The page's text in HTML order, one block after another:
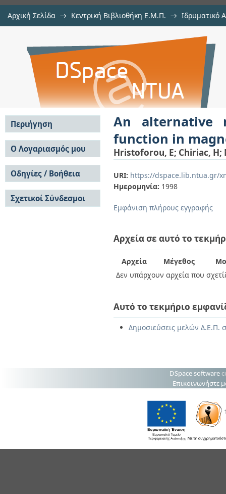
Αρχική Σελίδα → Κεντρική Βιβλιοθήκη Ε.Μ.Π. → Ιδρυματικό
An alternative method for
magnetostrictive amorphous
An
function in
Hristoforou, E; Chiriac, H;
URI: https://dspace.lib.ntua.gr/
Ημερομηνία: 1998
Εμφάνιση πλήρους εγγραφής
Αρχεία σε αυτό το
Αρχεία Μέγεθος
Δεν υπάρχουν αρχεία που
Αυτό το τεκμήριο
Δημοσιεύσεις μελών Δ.Ε.Π.
Περιήγηση
Σε όλο το DSpace
Κοινότητες & Συλλογές
Ανά Ημερομηνία
Έκδοσης
Συγγραφείς
Τίτλοι
Θέματα
Ο Λογαριασμός μου
Σύνδεση
Εγγραφή
Οδηγίες / Βοήθεια
Οδηγίες Υποβολής
Οδηγίες Χρήσης ΙΑ
Συχνές Ερωτήσεις
Σχετικοί Σύνδεσμοι
DSpace software
Επικοινωνήστε